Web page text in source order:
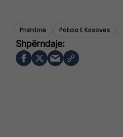
Prishtinë Policia E Kosovës